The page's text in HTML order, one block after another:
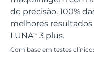
de precisão. 100%
melhores
LUNATM 3 plus.
Com base em testes